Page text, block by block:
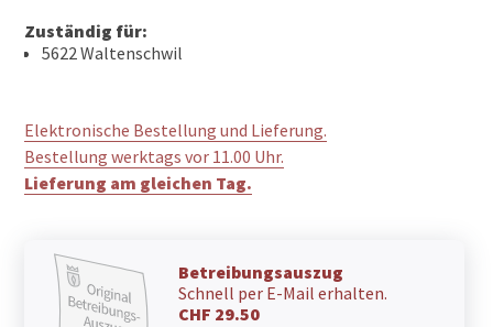
Zuständig für:
5622 Waltenschwil
Elektronische Bestellung und Lieferung.
Bestellung werktags vor 11.00 Uhr.
Lieferung am gleichen Tag.
Betreibungsauszug
Schnell per E-Mail erhalten.
CHF 29.50